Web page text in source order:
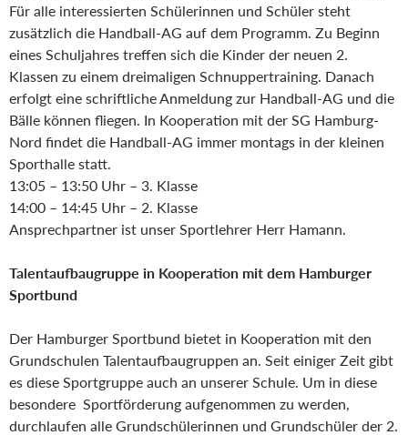
Für alle interessierten Schülerinnen und Schüler steht
zusätzlich die Handball-AG auf dem Programm. Zu Beginn
eines Schuljahres treffen sich die Kinder der neuen 2.
Klassen zu einem dreimaligen Schnuppertraining. Danach
erfolgt eine schriftliche Anmeldung zur Handball-AG und die
Bälle können fliegen. In Kooperation mit der SG Hamburg-
Nord findet die Handball-AG immer montags in der kleinen
Sporthalle statt.
13:05 – 13:50 Uhr – 3. Klasse
14:00 – 14:45 Uhr – 2. Klasse
Ansprechpartner ist unser Sportlehrer Herr Hamann.
Talentaufbaugruppe in Kooperation mit dem Hamburger
Sportbund
Der Hamburger Sportbund bietet in Kooperation mit den
Grundschulen Talentaufbaugruppen an. Seit einiger Zeit gibt
es diese Sportgruppe auch an unserer Schule. Um in diese
besondere Sportförderung aufgenommen zu werden,
durchlaufen alle Grundschülerinnen und Grundschüler der 2.